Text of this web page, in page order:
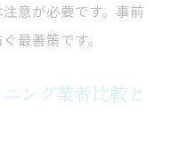
意が必要です。事前
最善策です。
ング業者比較と